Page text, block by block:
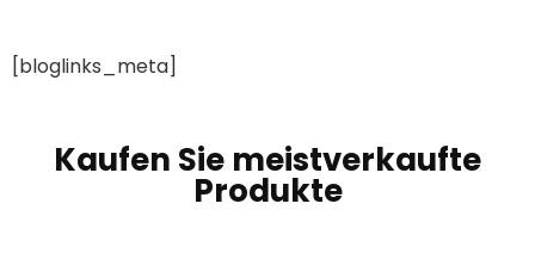
[bloglinks_meta]
Kaufen Sie meistverkaufte
Produkte